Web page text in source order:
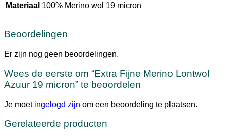
Materiaal 100% Merino wol 19 micron
Beoordelingen
Er zijn nog geen beoordelingen.
Wees de eerste om “Extra Fijne Merino Lontwol
Azuur 19 micron” te beoordelen
Je moet ingelogd zijn om een beoordeling te plaatsen.
Gerelateerde producten